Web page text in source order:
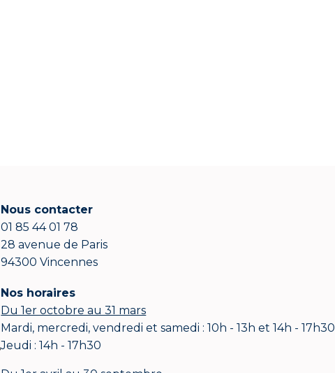
Nous contacter
01 85 44 01 78
28 avenue de Paris
94300 Vincennes
Nos horaires
Du 1er octobre au 31 mars
Mardi, mercredi, vendredi et samedi : 10h - 13h et 14h - 17h30
Jeudi : 14h - 17h30